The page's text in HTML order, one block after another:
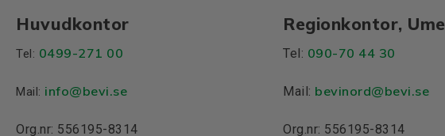
Huvudkontor
Tel: 0499-271 00
Mail: info@bevi.se
Org.nr: 556195-8314
Regionkontor,
Tel: 090-70 44 30
Mail: bevinord@bevi.se
Org.nr: 556195-8314